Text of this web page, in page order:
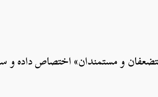
و مستمندان» اختصاص داده و